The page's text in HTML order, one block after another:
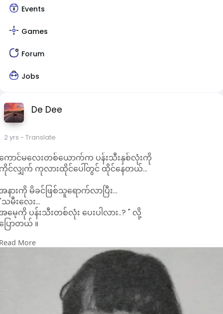
Events
Games
Forum
Jobs
De Dee
2 yrs - Translate
ောင်မလေးတစ်ယောက်က ပန်းသီးနှစ်လုံးကို
င်လျှက် ကုလားထိုင်ပေါ်တွင် ထိုင်နေတယ်...
နားကို မိခင်ဖြစ်သူရောက်လာပြီး...
သမီးလေး...
မေ့ကို ပန်းသီးတစ်လုံး ပေးပါလား..? " လို့
ြောတယ် ။
မီးက မိခင်ဖြစ်သူကို ခဏကြည့်လိုက်ပြီး
န်းသီးတစ်လုံးကို တစ်ကိုက်ကိုက်လိုက်တယ်..။
ောက်တစ်လုံးကိုပါ ထပ်ကိုက်လိုက်တယ်...။
More